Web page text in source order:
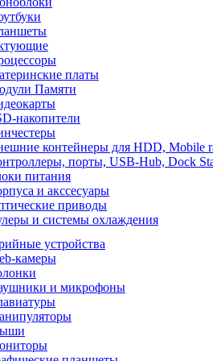
платы
Памяти
накопители
контейнеры для HDD, Mobile
порты, USB-Hub, Dock
питания
и акссесуары
приводы
и системы охлаждения
устройства
камеры
и микрофоны